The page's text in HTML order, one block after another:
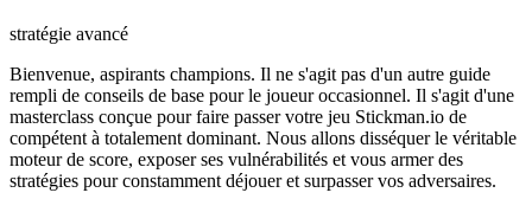
stratégie avancé
Bienvenue, aspirants champions. Il ne s'agit pas d'un autre guide
rempli de conseils de base pour le joueur occasionnel. Il s'agit d'une
masterclass conçue pour faire passer votre jeu Stickman.io de
compétent à totalement dominant. Nous allons disséquer le véritable
moteur de score, exposer ses vulnérabilités et vous armer des
stratégies pour constamment déjouer et surpasser vos adversaires.